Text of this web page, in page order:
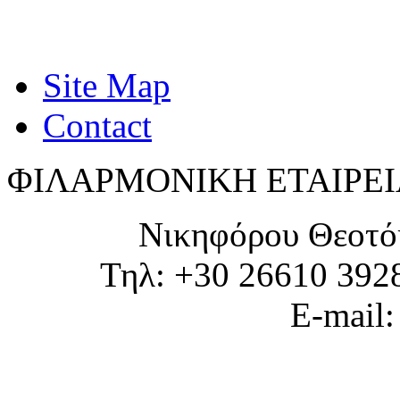
Site Map
Contact
ΦΙΛΑΡΜΟΝΙΚΗ
Νικηφόρου
Τηλ: +30 26610
E-